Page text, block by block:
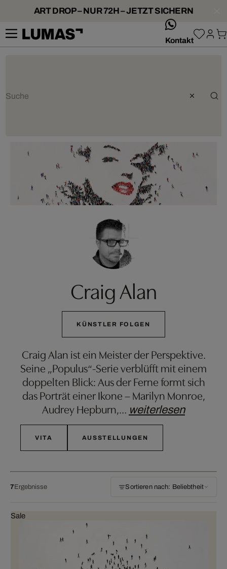
ART DROP – NUR 72H – JETZT SICHERN
Kontakt
Craig Alan
KÜNSTLER FOLGEN
Craig Alan ist ein Meister der Perspektive.
Seine „Populus“-Serie verblüfft mit einem
doppelten Blick: Aus der Ferne formt sich
das Porträt einer Ikone – Marilyn Monroe,
Audrey Hepburn,… weiterlesen
VITA AUSSTELLUNGEN
7Ergebnisse Sortieren nach: Beliebtheit
Sale